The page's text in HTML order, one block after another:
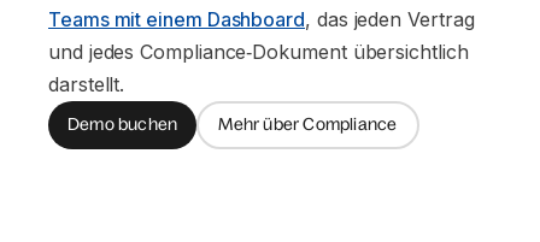
Teams mit einem Dashboard, das jeden Vertrag
und jedes Compliance‑Dokument übersichtlich
darstellt.
Demo buchen Mehr über Compliance